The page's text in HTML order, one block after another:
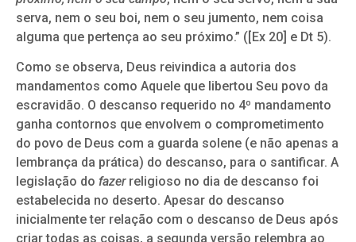
serva, nem o seu boi, nem o seu jumento, nem coisa
alguma que pertença ao seu próximo.” ([Ex 20] e Dt 5).
Como se observa, Deus reivindica a autoria dos
mandamentos como Aquele que libertou Seu povo da
escravidão. O descanso requerido no 4º mandamento
ganha contornos que envolvem o comprometimento
do povo de Deus com a guarda solene (e não apenas a
lembrança da prática) do descanso, para o santificar. A
legislação do fazerreligioso no dia de descanso foi
estabelecida no deserto. Apesar do descanso
inicialmente ter relação com o descanso de Deus após
criar todas as coisas, a segunda versão relembra ao